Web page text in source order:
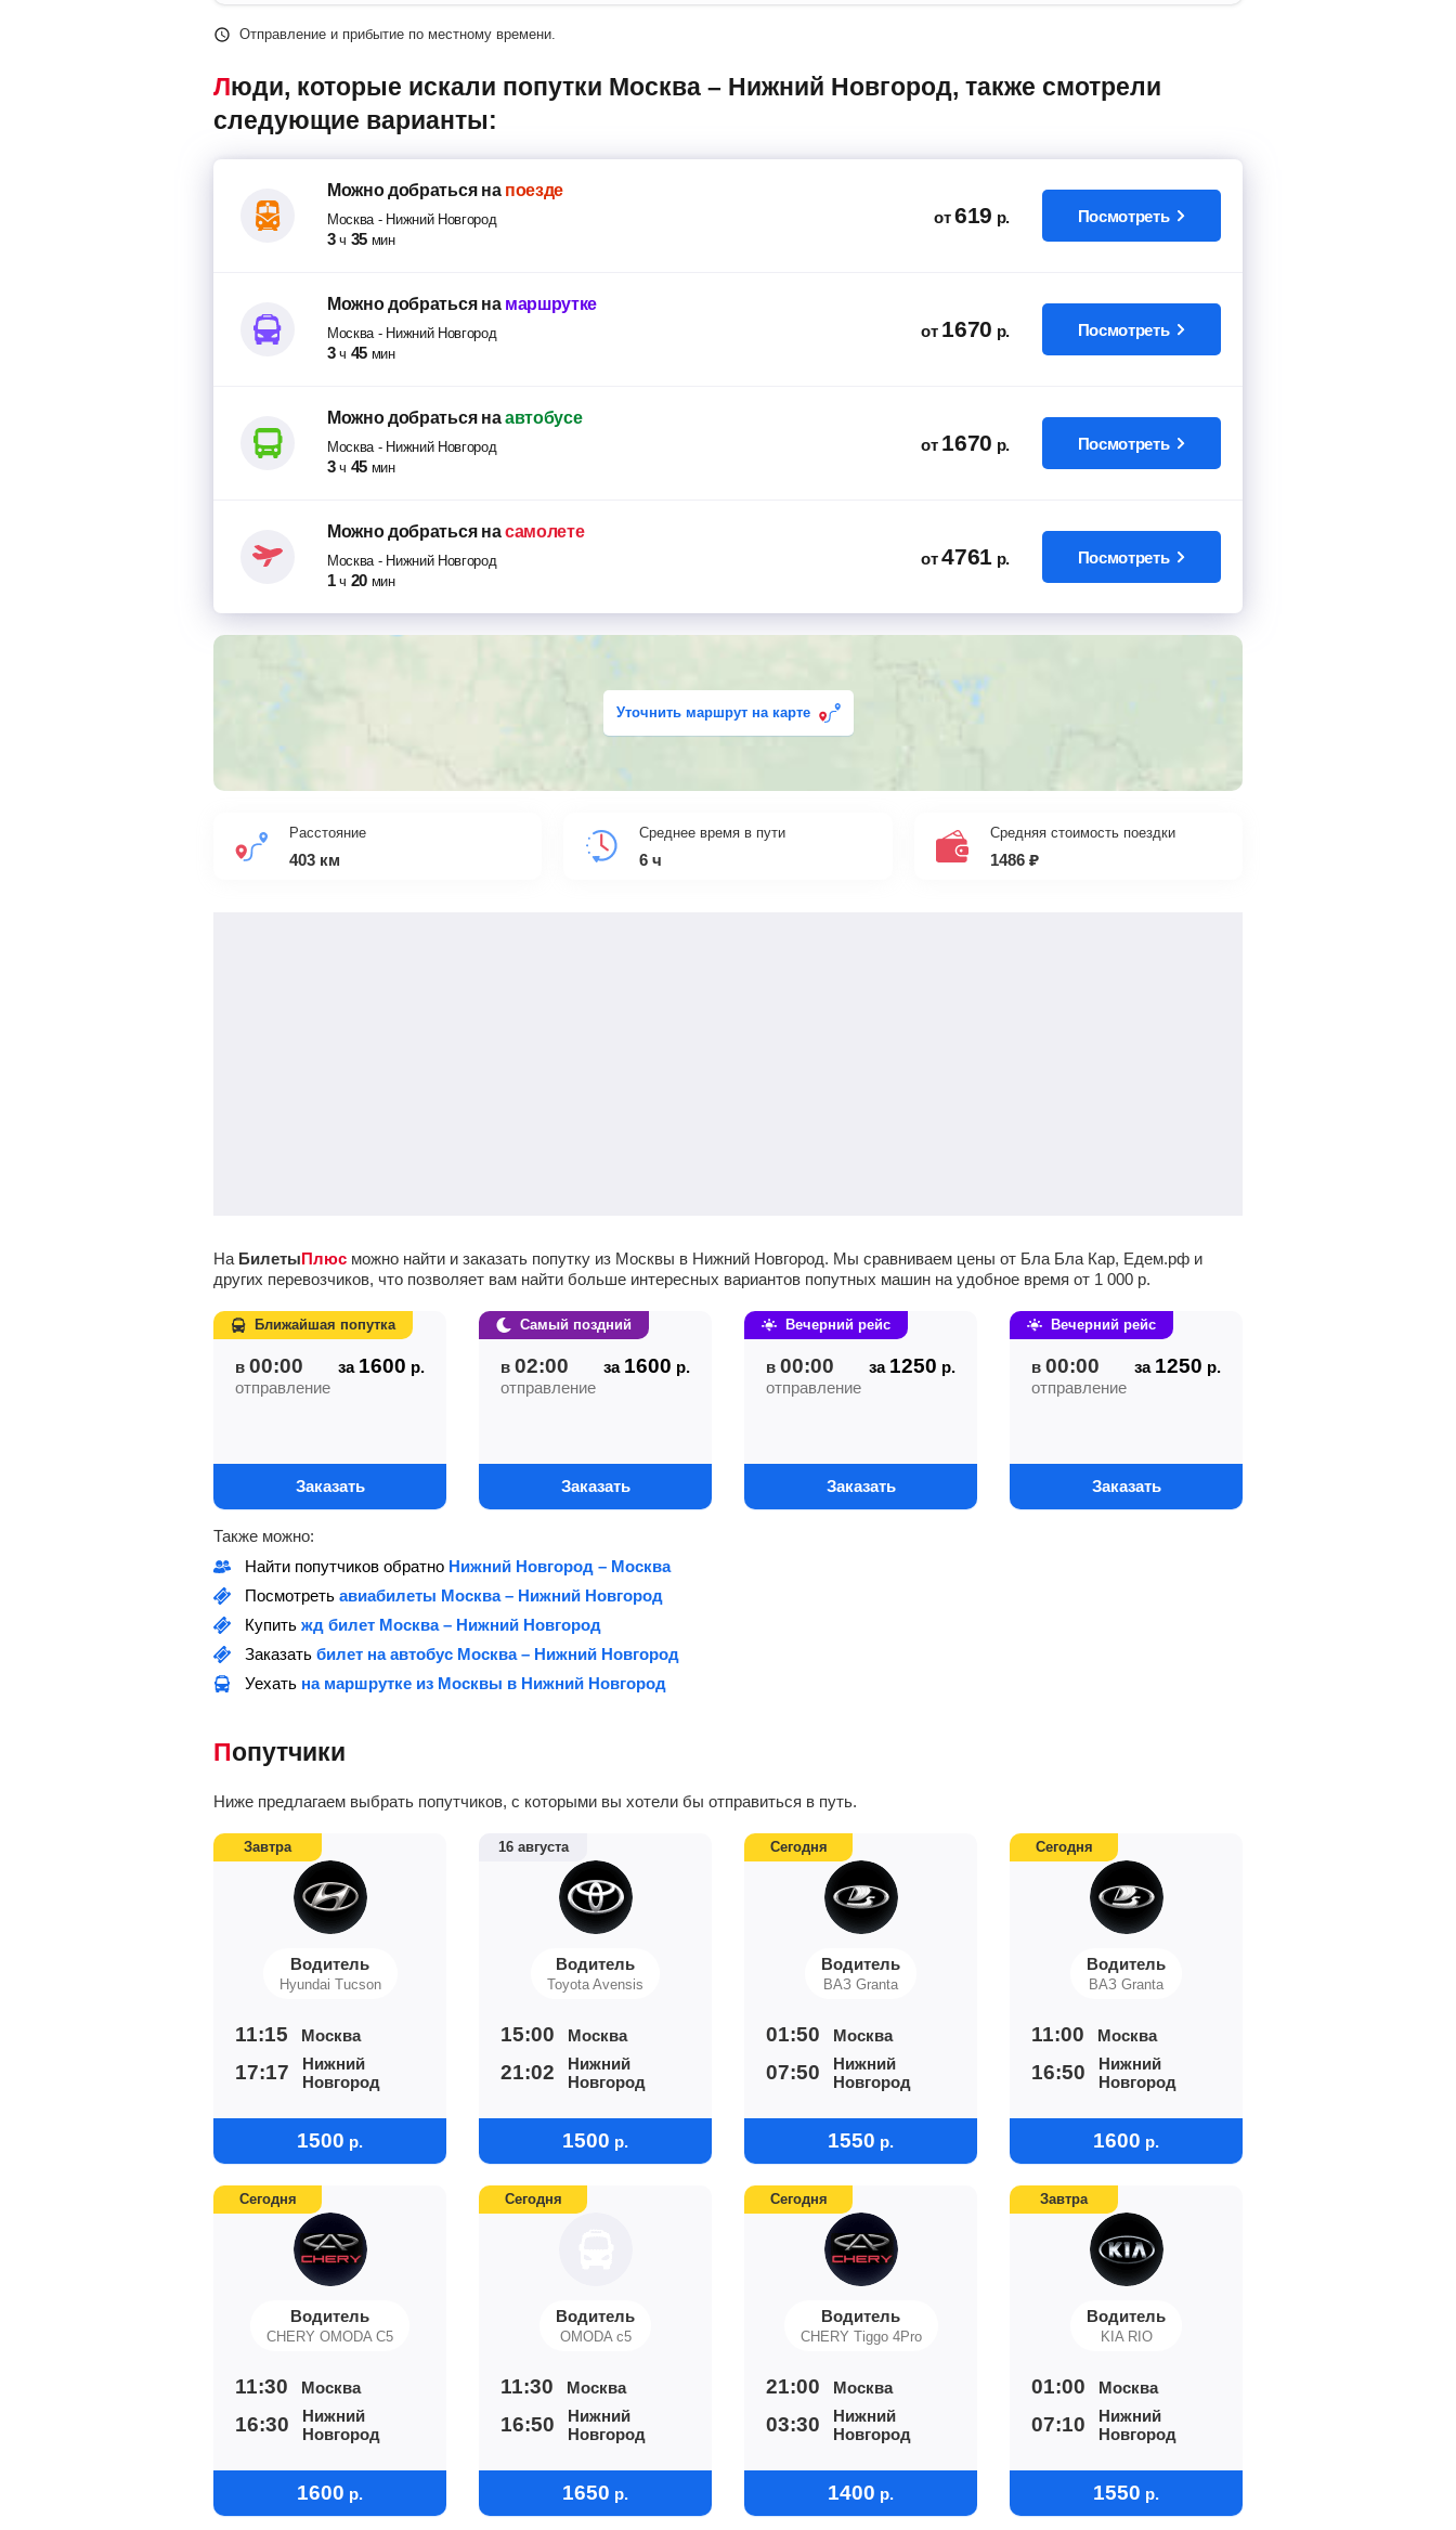
Отправление и прибытие по местному времени.
Люди, которые искали попутки Москва – Нижний Новгород, также смотрели
следующие варианты:
Можно добратьсяна поезде
Москва- Нижний Новгород
3 ч 35 мин
от 619 р. Посмотреть
Можно добратьсяна маршрутке
Москва- Нижний Новгород
3 ч 45 мин
от 1670 р. Посмотреть
Можно добратьсяна автобусе
Москва- Нижний Новгород
3 ч 45 мин
от 1670 р. Посмотреть
Можно добратьсяна самолете
Москва- Нижний Новгород
1 ч 20 мин
от 4761 р. Посмотреть
Уточнить маршрут на карте
Расстояние
403 км
Среднее время в пути
6 ч
Средняя стоимость поездки
1486 ₽
На БилетыПлюс можно найти и заказать попутку из Москвы в Нижний Новгород. Мы сравниваем цены от Бла Бла Кар, Едем.рф и
других перевозчиков, что позволяет вам найти больше интересных вариантов попутных машин на удобное время от 1 000 р.
в 00:00 за 1600 р.
отправление
Заказать
Ближайшая попутка
в 02:00 за 1600 р.
отправление
Заказать
Самый поздний
в 00:00 за 1250 р.
отправление
Заказать
Вечерний рейс
в 00:00 за 1250 р.
отправление
Заказать
Вечерний рейс
Также можно:
Найти попутчиков обратно Нижний Новгород – Москва
Посмотреть авиабилеты Москва – Нижний Новгород
Купить жд билет Москва – Нижний Новгород
Заказать билет на автобус Москва – Нижний Новгород
Уехать на маршрутке из Москвы в Нижний Новгород
Попутчики
Ниже предлагаем выбрать попутчиков, с которыми вы хотели бы отправиться в путь.
Завтра
Водитель
Hyundai Tucson
11:15 Москва
17:17
Нижний
Новгород
1500 р.
16 августа
Водитель
Toyota Avensis
15:00 Москва
21:02
Нижний
Новгород
1500 р.
Сегодня
Водитель
ВАЗ Granta
01:50 Москва
07:50
Нижний
Новгород
1550 р.
Сегодня
Водитель
ВАЗ Granta
11:00 Москва
16:50
Нижний
Новгород
1600 р.
Сегодня
Водитель
CHERY OMODA C5
11:30 Москва
16:30
Нижний
Новгород
1600 р.
Сегодня
Водитель
OMODA c5
11:30 Москва
16:50
Нижний
Новгород
1650 р.
Сегодня
Водитель
CHERY Tiggo 4Pro
21:00 Москва
03:30
Нижний
Новгород
1400 р.
Завтра
Водитель
KIA RIO
01:00 Москва
07:10
Нижний
Новгород
1550 р.